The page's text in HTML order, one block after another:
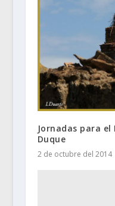
Jornadas para el
Duque
2 de octubre del 2014